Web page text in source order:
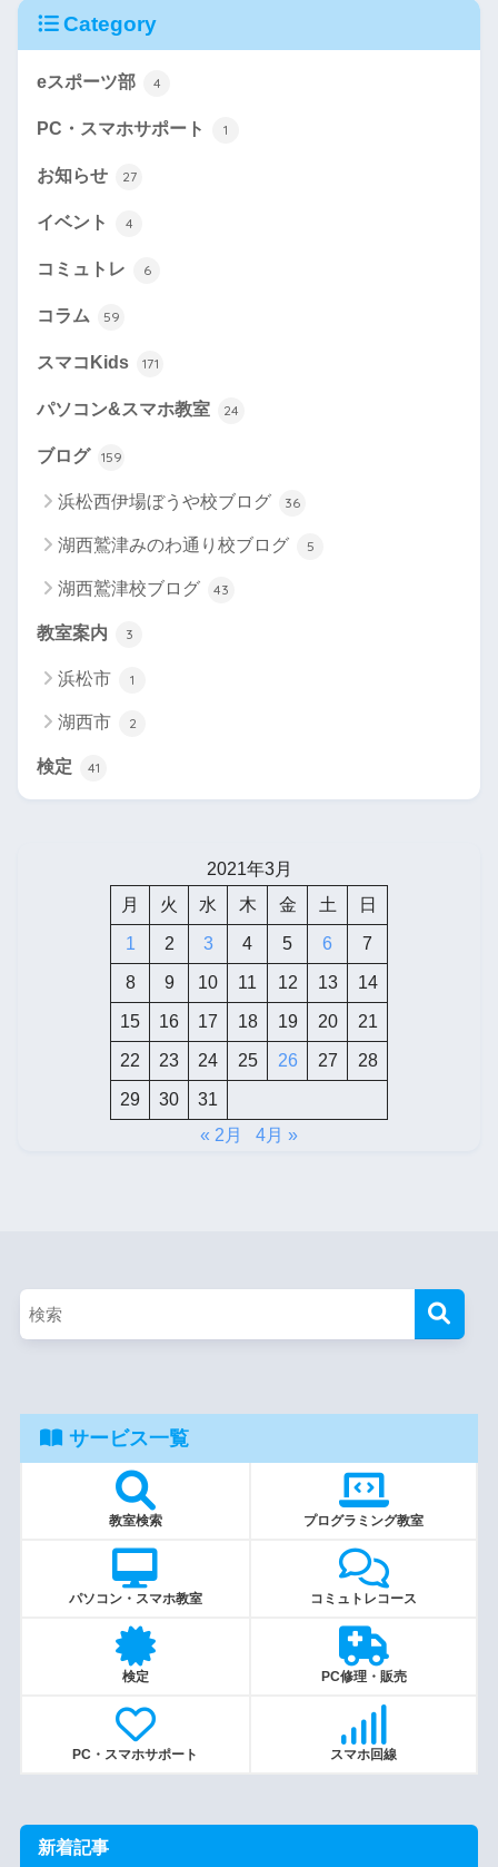
Category
eスポーツ部 4
PC・スマホサポート 1
お知らせ 27
イベント 4
コミュトレ 6
コラム 59
スマコKids 171
パソコン&スマホ教室 24
ブログ 159
浜松西伊場ぼうや校ブログ 36
湖西鷲津みのわ通り校ブログ 5
湖西鷲津校ブログ 43
教室案内 3
浜松市 1
湖西市 2
検定 41
2021年3月
月
火 水 木 金 土 日
1 2 3 4 5 6 7
8 9 10 11 12 13 14
15 16 17 18 19 20 21
22 23 24 25 26 27 28
29 30
31
« 2月
4月 »
サービス一覧
教室検索 プログラミング教室
パソコン・スマホ教室 コミュトレコース
検定 PC修理・販売
PC・スマホサポート スマホ回線
新着記事